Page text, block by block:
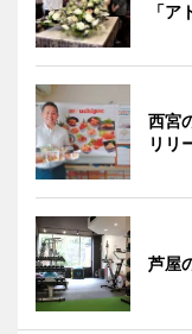
「ア
西宮
リリ
芦屋